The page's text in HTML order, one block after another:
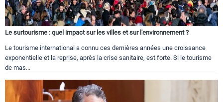
Le surtourisme : quel impact sur les villes et sur l'environnement ?
Le tourisme international a connu ces dernières années une croissance
exponentielle et la reprise, après la crise sanitaire, est forte. Si le tourisme
de mas...